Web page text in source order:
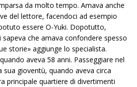
da molto tempo. Amava anche
del lettore, facendoci ad esempio
essere O-Yuki. Dopotutto,
sapeva che amava confondere spesso
storie» aggiunge lo specialista.
quando aveva 58 anni. Passeggiare nel
sua gioventù, quando aveva circa
principale quartiere di divertimenti